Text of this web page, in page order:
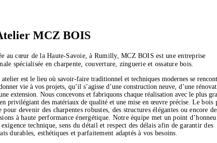
MCZ BOIS
au cœur de la Haute-Savoie, à Rumilly, MCZ BOIS est une entreprise
spécialisée en charpente, couverture, zinguerie et ossature bois.
est le lieu où savoir-faire traditionnel et techniques modernes se
vie à vos projets, qu’il s’agisse d’une construction neuve, d’une
extension. Nous concevons et fabriquons chaque réalisation avec le plus
privilégiant des matériaux de qualité et une mise en œuvre précise. Le bois
pour devenir des charpentes robustes, des structures élégantes ou encore
à haute performance énergétique. Notre équipe met un point
technique, sens du détail et respect des délais afin de garantir des
durables, esthétiques et parfaitement adaptés à vos besoins.